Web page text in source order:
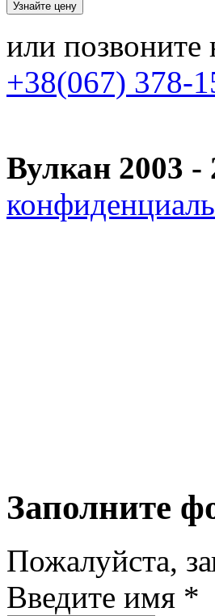
или позвоните
+38(067) 378-
Вулкан 2003
Заполните
Пожалуйста,
Введите имя *